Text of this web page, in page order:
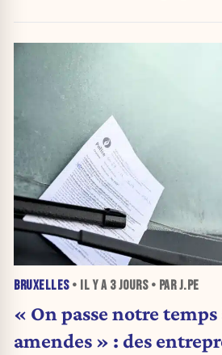
BRUXELLES• IL Y A 3 JOURS• PAR J.PE
« On passe notre temps
amendes » : des